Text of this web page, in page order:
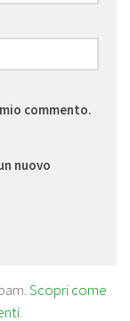
commento.
nuovo
Scopri come
.